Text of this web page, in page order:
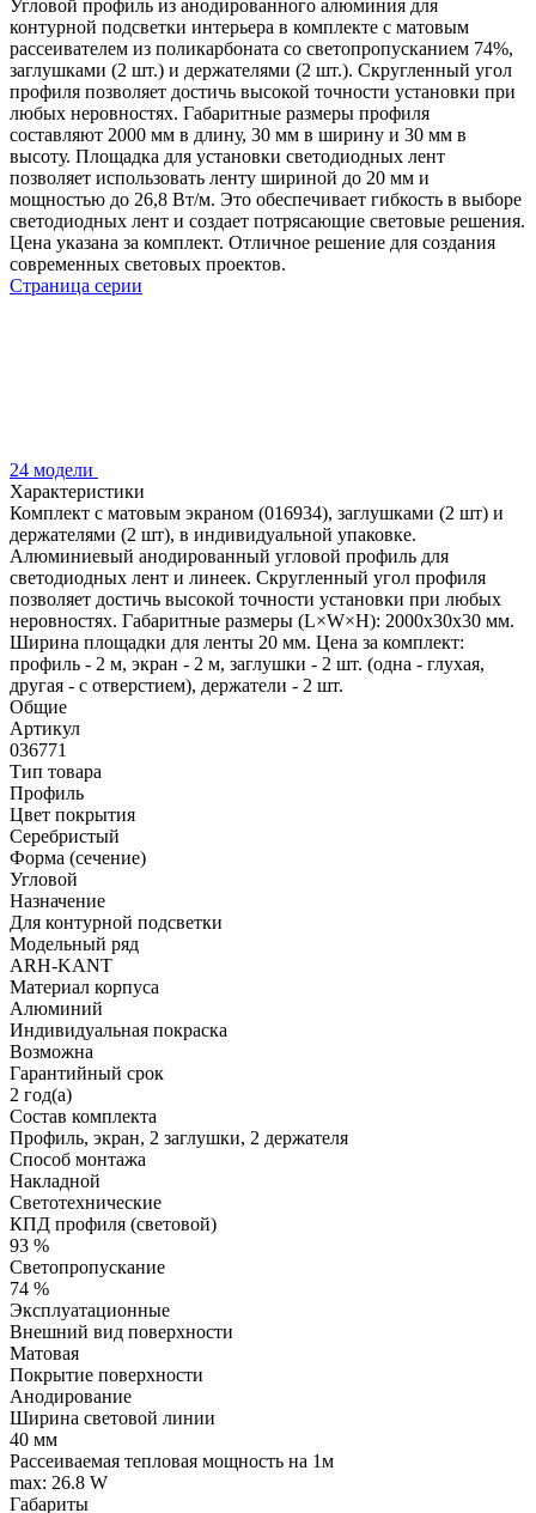
Угловой профиль из анодированного алюминия для
контурной подсветки интерьера в комплекте с матовым
рассеивателем из поликарбоната со светопропусканием 74%,
заглушками (2 шт.) и держателями (2 шт.). Скругленный угол
профиля позволяет достичь высокой точности установки при
любых неровностях. Габаритные размеры профиля
составляют 2000 мм в длину, 30 мм в ширину и 30 мм в
высоту. Площадка для установки светодиодных лент
позволяет использовать ленту шириной до 20 мм и
мощностью до 26,8 Вт/м. Это обеспечивает гибкость в выборе
светодиодных лент и создает потрясающие световые решения.
Цена указана за комплект. Отличное решение для создания
современных световых проектов.
Страница серии
24 модели
Характеристики
Комплект с матовым экраном (016934), заглушками (2 шт) и
держателями (2 шт), в индивидуальной упаковке.
Алюминиевый анодированный угловой профиль для
светодиодных лент и линеек. Скругленный угол профиля
позволяет достичь высокой точности установки при любых
неровностях. Габаритные размеры (L×W×H): 2000x30x30 мм.
Ширина площадки для ленты 20 мм. Цена за комплект:
профиль - 2 м, экран - 2 м, заглушки - 2 шт. (одна - глухая,
другая - с отверстием), держатели - 2 шт.
Общие
Артикул
036771
Тип товара
Профиль
Цвет покрытия
Серебристый
Форма (сечение)
Угловой
Назначение
Для контурной подсветки
Модельный ряд
ARH-KANT
Материал корпуса
Алюминий
Индивидуальная покраска
Возможна
Гарантийный срок
2 год(а)
Состав комплекта
Профиль, экран, 2 заглушки, 2 держателя
Способ монтажа
Накладной
Светотехнические
КПД профиля (cветовой)
93 %
Светопропускание
74 %
Эксплуатационные
Внешний вид поверхности
Матовая
Покрытие поверхности
Анодирование
Ширина световой линии
40 мм
Рассеиваемая тепловая мощность на 1м
max: 26.8 W
Габариты